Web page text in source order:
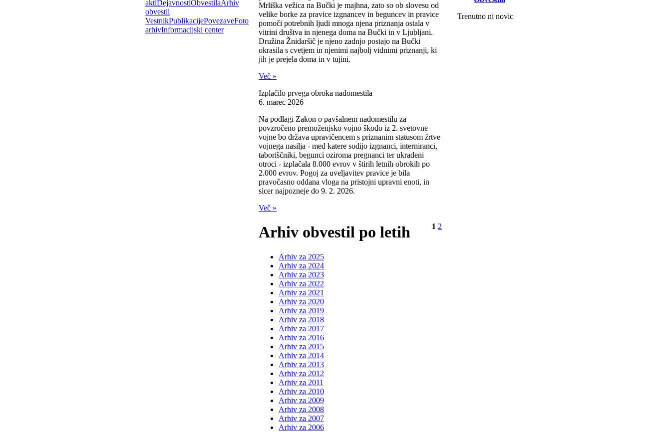
aktiDejavnostiObvestilaArhiv
obvestil
VestnikPublikacijePovezaveFoto
arhivInformacijski center
Mrliška vežica na Bučki je majhna, zato so ob slovesu od
velike borke za pravice izgnancev in beguncev in pravice
pomoči potrebnih ljudi mnoga njena priznanja ostala v
vitrini društva in njenega doma na Bučki in v Ljubljani.
Družina Žnidaršič je njeno zadnjo postajo na Bučki
okrasila s cvetjem in njenimi najbolj vidnimi priznanji, ki
jih je prejela doma in v tujini.
Več »
Izplačilo prvega obroka nadomestila
6. marec 2026
Na podlagi Zakon o pavšalnem nadomestilu za
povzročeno premoženjsko vojno škodo iz 2. svetovne
vojne bo država upravičencem s priznanim statusom žrtve
vojnega nasilja - med katere sodijo izgnanci, interniranci,
taboriščniki, begunci oziroma pregnanci ter ukradeni
otroci - izplačala 8.000 evrov v štirih letnih obrokih po
2.000 evrov. Pogoj za uveljavitev pravice je bila
pravočasno oddana vloga na pristojni upravni enoti, in
sicer najpozneje do 9. 2. 2026.
Več »
1 2
Arhiv obvestil po letih
Arhiv za 2025
Arhiv za 2024
Arhiv za 2023
Arhiv za 2022
Arhiv za 2021
Arhiv za 2020
Arhiv za 2019
Arhiv za 2018
Arhiv za 2017
Arhiv za 2016
Arhiv za 2015
Arhiv za 2014
Arhiv za 2013
Arhiv za 2012
Arhiv za 2011
Arhiv za 2010
Arhiv za 2009
Arhiv za 2008
Arhiv za 2007
Arhiv za 2006
Trenutno ni novic